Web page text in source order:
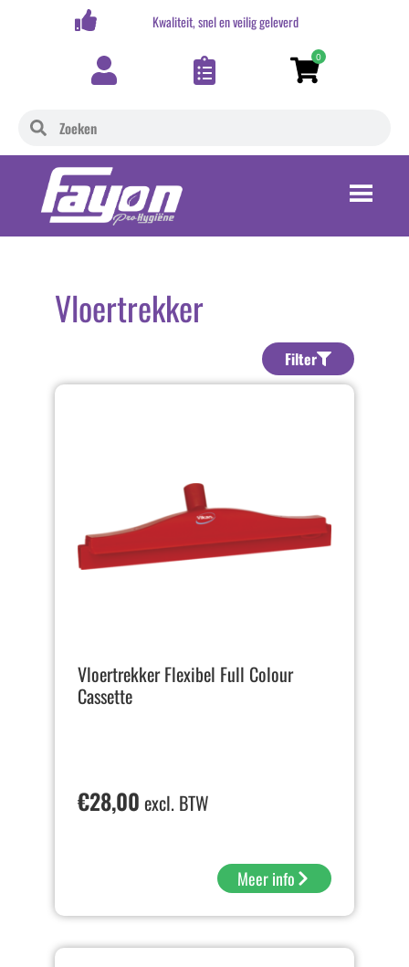
Kwaliteit, snel en veilig geleverd
0
Vloertrekker
Filter
Vloertrekker Flexibel Full Colour
Cassette
€28,00 excl. BTW
Meer info